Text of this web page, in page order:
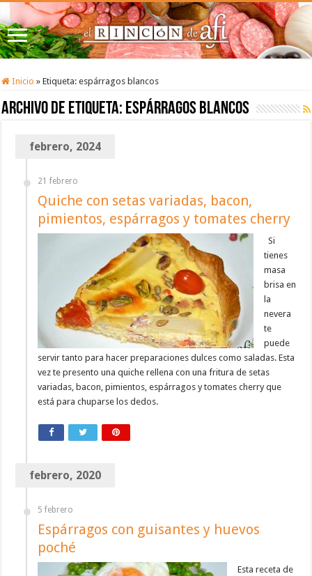
Inicio » Etiqueta:espárragos blancos
Archivo de etiqueta: espárragos blancos
febrero, 2024
21 febrero
Quiche con setas variadas, bacon,
pimientos, espárragos y tomates cherry
Si
tienes
masa
brisa en
la
nevera
te
puede
servir tanto para hacer preparaciones dulces como saladas. Esta
vez te presento una quiche rellena con una fritura de setas
variadas, bacon, pimientos, espárragos y tomates cherry que
está para chuparse los dedos.
febrero, 2020
5 febrero
Espárragos con guisantes y huevos
poché
Esta receta de